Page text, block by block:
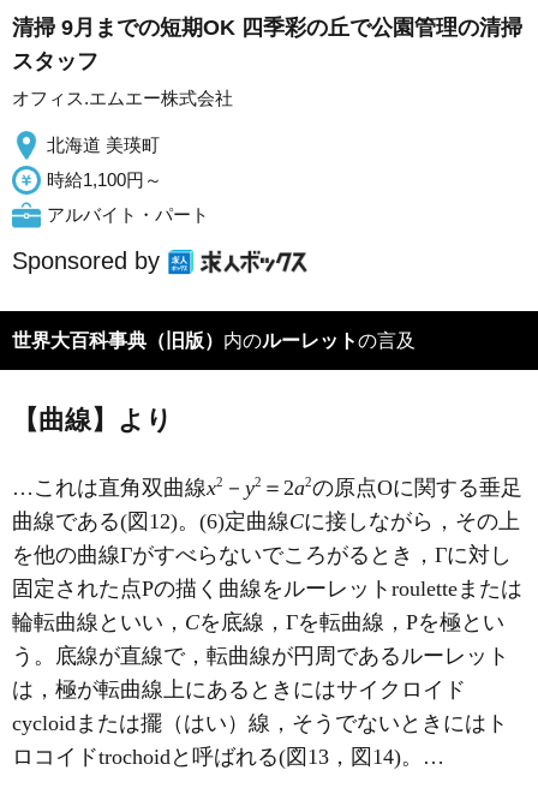
清掃 9月までの短期OK 四季彩の丘で公園管理の清掃
スタッフ
オフィス.エムエー株式会社
北海道 美瑛町
時給1,100円～
アルバイト・パート
Sponsored by
世界大百科事典（旧版） 内のルーレットの言及
【曲線】より
…これは直角双曲線x2 － y2 ＝2a2の原点Oに関する垂足
曲線である(図12)。(6)定曲線Cに接しながら，その上
を他の曲線Γがすべらないでころがるとき，Γに対し
固定された点Pの描く曲線をルーレットrouletteまたは
輪転曲線といい， Cを底線，Γを転曲線，Pを極とい
う。底線が直線で，転曲線が円周であるルーレット
は，極が転曲線上にあるときにはサイクロイド
cycloidまたは擺（はい）線，そうでないときにはト
ロコイドtrochoidと呼ばれる(図13，図14)。…